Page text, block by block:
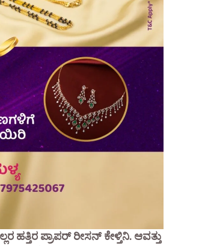
ಹತ್ತಿರ ಪ್ರಾಪರ್ ರೀಸನ್ ಕೇಳ್ತಿನಿ. ಆವತ್ತು